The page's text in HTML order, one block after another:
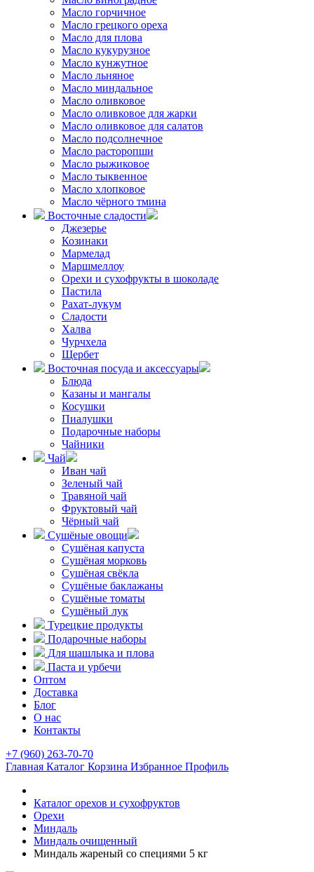
Масло горчичное
Масло грецкого ореха
Масло для плова
Масло кукурузное
Масло кунжутное
Масло льняное
Масло миндальное
Масло оливковое
Масло оливковое для жарки
Масло оливковое для салатов
Масло подсолнечное
Масло расторопши
Масло рыжиковое
Масло тыквенное
Масло хлопковое
Масло чёрного тмина
Восточные сладости
Джезерье
Козинаки
Мармелад
Маршмеллоу
Орехи и сухофрукты в шоколаде
Пастила
Рахат-лукум
Сладости
Халва
Чурчхела
Щербет
Восточная посуда и аксессуары
Блюда
Казаны и мангалы
Косушки
Пиалушки
Подарочные наборы
Чайники
Чай
Иван чай
Зеленый чай
Травяной чай
Фруктовый чай
Чёрный чай
Сушёные овощи
Сушёная капуста
Сушёная морковь
Сушёная свёкла
Сушёные баклажаны
Сушёные томаты
Сушёный лук
Турецкие продукты
Подарочные наборы
Для шашлыка и плова
Паста и урбечи
Оптом
Доставка
Блог
О нас
Контакты
+7 (960) 263-70-70
Главная Каталог Корзина Избранное Профиль
Каталог орехов и сухофруктов
Орехи
Миндаль
Миндаль очищенный
Миндаль жареный со специями 5 кг